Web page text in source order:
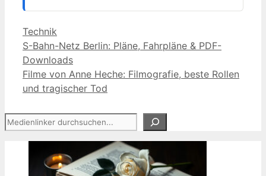
Kategorien
Technik
S-Bahn-Netz Berlin: Pläne, Fahrpläne & PDF-
Downloads
Filme von Anne Heche: Filmografie, beste Rollen
und tragischer Tod
Suchen